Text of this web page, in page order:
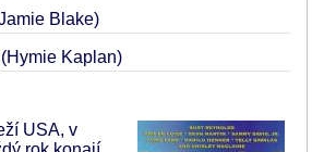
Blake)
(Hymie Kaplan)
USA, v